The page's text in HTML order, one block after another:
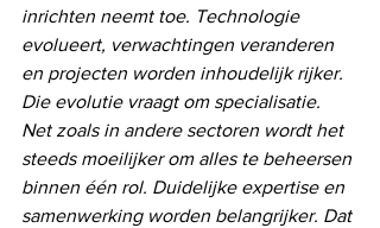
inrichten neemt toe. Technologie
evolueert, verwachtingen veranderen
en projecten worden inhoudelijk rijker.
Die evolutie vraagt om specialisatie.
Net zoals in andere sectoren wordt het
steeds moeilijker om alles te beheersen
binnen één rol. Duidelijke expertise en
samenwerking worden belangrijker. Dat